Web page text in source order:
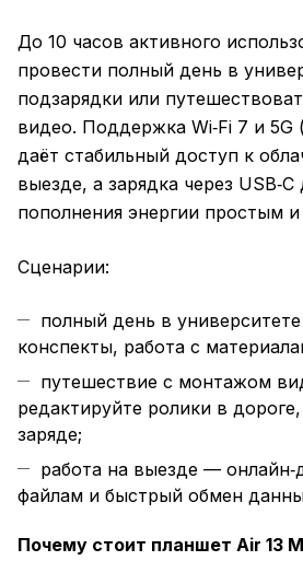
До 10 часов активного
провести полный день в
подзарядки или
видео. Поддержка Wi‑Fi 7 и 5G
даёт стабильный доступ к
выезде, а зарядка через
пополнения энергии простым
Сценарии:
полный день в
конспекты, работа с
путешествие с монтажом
редактируйте ролики в
заряде;
работа на выезде —
файлам и быстрый обмен
Почему стоит планшет Air 13